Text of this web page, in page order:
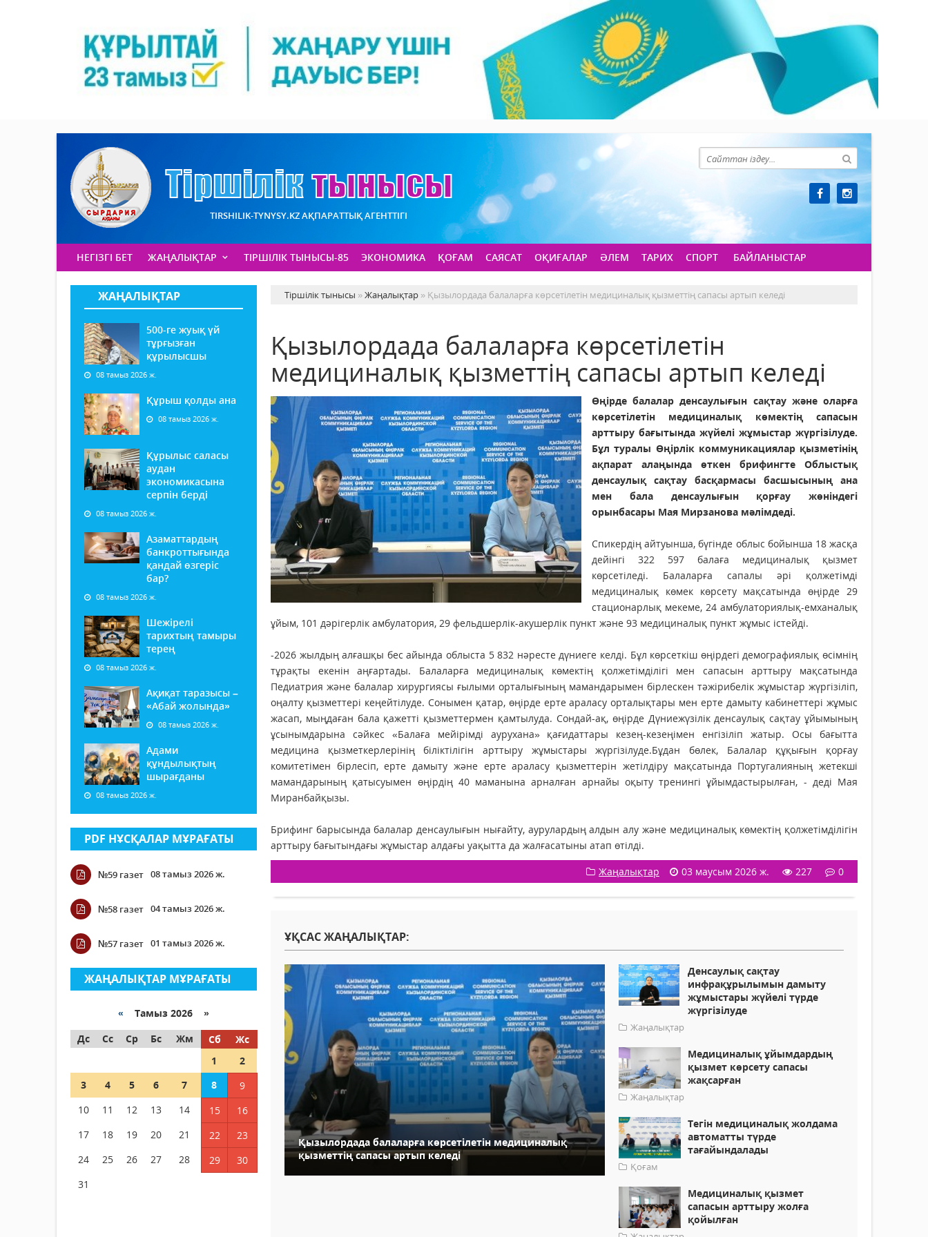
TIRSHILIK-TYNYSY.KZ АҚПАРАТТЫҚ АГЕНТТІГІ
НЕГІЗГІ БЕТ ЖАҢАЛЫҚТАР ТІРШІЛІК ТЫНЫСЫ-85 ЭКОНОМИКА ҚОҒАМ САЯСАТ ОҚИҒАЛАР ӘЛЕМ ТАРИХ СПОРТ БАЙЛАНЫСТАР
ЖАҢАЛЫҚТАР
500-ге жуық үй
тұрғызған
құрылысшы
08 тамыз 2026 ж.
Құрыш қолды ана
08 тамыз 2026 ж.
Құрылыс саласы
аудан
экономикасына
серпін берді
08 тамыз 2026 ж.
Азаматтардың
банкроттығында
қандай өзгеріс
бар?
08 тамыз 2026 ж.
Шежірелі
тарихтың тамыры
терең
08 тамыз 2026 ж.
Ақиқат таразысы –
«Абай жолында»
08 тамыз 2026 ж.
Адами
құндылықтың
шырағданы
08 тамыз 2026 ж.
PDF НҰСҚАЛАР МҰРАҒАТЫ
№59 газет 08 тамыз 2026 ж.
№58 газет 04 тамыз 2026 ж.
№57 газет 01 тамыз 2026 ж.
ЖАҢАЛЫҚТАР МҰРАҒАТЫ
« Тамыз 2026 »
Дс
Сс Ср Бс Жм Сб
Жс
1
2
3
4 5 6 7 8
9
10
11 12 13 14 15
16
17
18 19 20 21 22
23
24
25 26 27 28 29
30
31
Тіршілік тынысы »Жаңалықтар » Қызылордада балаларға көрсетілетін медициналық қызметтің сапасы артып келеді
Қызылордада балаларға көрсетілетін
медициналық қызметтің сапасы артып келеді
Өңірде балалар денсаулығын сақтау және оларға
көрсетілетін медициналық көмектің сапасын
арттыру бағытында жүйелі жұмыстар жүргізілуде.
Бұл туралы Өңірлік коммуникациялар қызметінің
ақпарат алаңында өткен брифингте Облыстық
денсаулық сақтау басқармасы басшысының ана
мен бала денсаулығын қорғау жөніндегі
орынбасары Мая Мирзанова мәлімдеді.
Спикердің айтуынша, бүгінде облыс бойынша 18 жасқа
дейінгі 322 597 балаға медициналық қызмет
көрсетіледі. Балаларға сапалы әрі қолжетімді
медициналық көмек көрсету мақсатында өңірде 29
стационарлық мекеме, 24 амбулаториялық-емханалық
ұйым, 101 дәрігерлік амбулатория, 29 фельдшерлік-акушерлік пункт және 93 медициналық пункт жұмыс істейді.
-2026 жылдың алғашқы бес айында облыста 5 832 нәресте дүниеге келді. Бұл көрсеткіш өңірдегі демографиялық өсімнің
тұрақты екенін аңғартады. Балаларға медициналық көмектің қолжетімділігі мен сапасын арттыру мақсатында
Педиатрия және балалар хирургиясы ғылыми орталығының мамандарымен бірлескен тәжірибелік жұмыстар жүргізіліп,
оңалту қызметтері кеңейтілуде. Сонымен қатар, өңірде ерте араласу орталықтары мен ерте дамыту кабинеттері жұмыс
жасап, мыңдаған бала қажетті қызметтермен қамтылуда. Сондай-ақ, өңірде Дүниежүзілік денсаулық сақтау ұйымының
ұсынымдарына сәйкес «Балаға мейірімді аурухана» қағидаттары кезең-кезеңімен енгізіліп жатыр. Осы бағытта
медицина қызметкерлерінің біліктілігін арттыру жұмыстары жүргізілуде.Бұдан бөлек, Балалар құқығын қорғау
комитетімен бірлесіп, ерте дамыту және ерте араласу қызметтерін жетілдіру мақсатында Португалияның жетекші
мамандарының қатысуымен өңірдің 40 маманына арналған арнайы оқыту тренингі ұйымдастырылған, - деді Мая
Миранбайқызы.
Брифинг барысында балалар денсаулығын нығайту, аурулардың алдын алу және медициналық көмектің қолжетімділігін
арттыру бағытындағы жұмыстар алдағы уақытта да жалғасатыны атап өтілді.
Жаңалықтар
03 маусым 2026 ж. 227 0
ҰҚСАС ЖАҢАЛЫҚТАР:
Қызылордада балаларға көрсетілетін медициналық
қызметтің сапасы артып келеді
Денсаулық сақтау
инфрақұрылымын дамыту
жұмыстары жүйелі түрде
жүргізілуде
Жаңалықтар
Медициналық ұйымдардың
қызмет көрсету сапасы
жақсарған
Жаңалықтар
Тегін медициналық жолдама
автоматты түрде
тағайындалады
Қоғам
Медициналық қызмет
сапасын арттыру жолға
қойылған